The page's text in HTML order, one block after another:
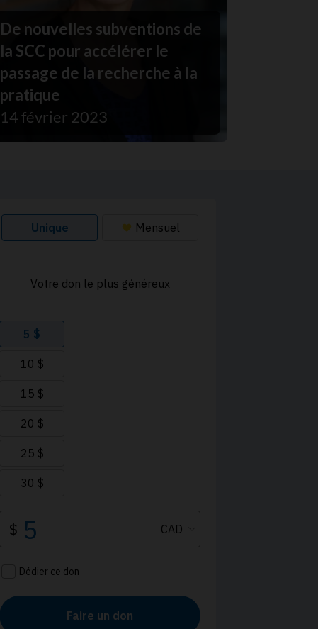
De nouvelles subventions de
la SCC pour accélérer le
passage de la recherche à la
pratique
14 février 2023